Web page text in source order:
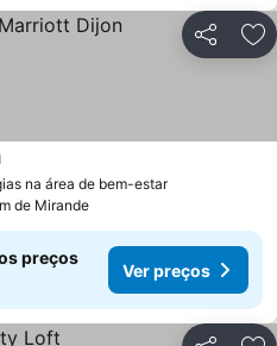
Partilhar
na área de bem-estar
de Mirande
preços
Ver preços